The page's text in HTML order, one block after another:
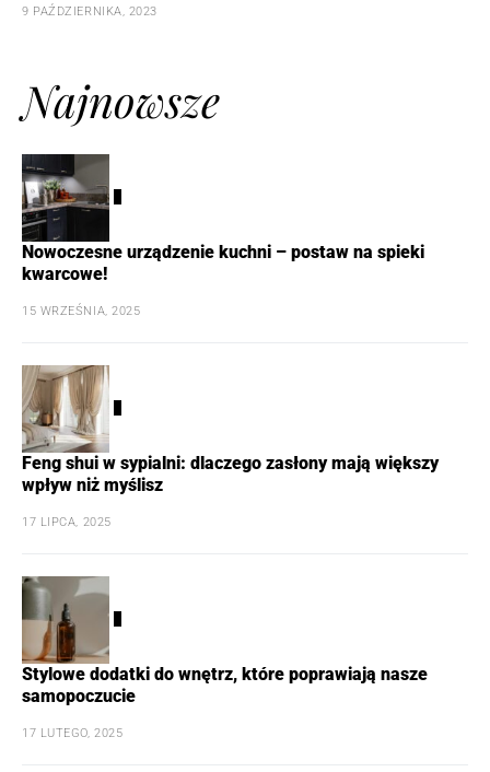
9 PAŹDZIERNIKA, 2023
Najnowsze
Nowoczesne urządzenie kuchni – postaw na spieki
kwarcowe!
15 WRZEŚNIA, 2025
Feng shui w sypialni: dlaczego zasłony mają większy
wpływ niż myślisz
17 LIPCA, 2025
Stylowe dodatki do wnętrz, które poprawiają nasze
samopoczucie
17 LUTEGO, 2025